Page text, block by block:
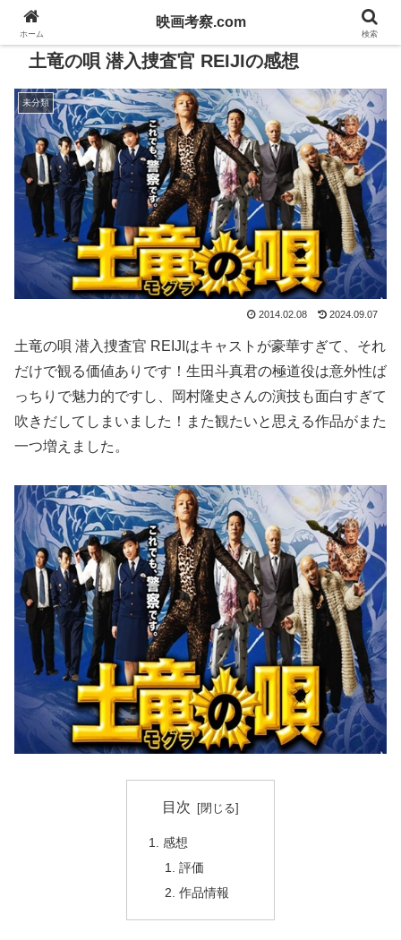
土竜の唄 潜入捜査官 REIJIの感想
未分類
2014.02.08 2024.09.07
土竜の唄 潜入捜査官 REIJIはキャストが豪華すぎて、それ
だけで観る価値ありです！生田斗真君の極道役は意外性ば
っちりで魅力的ですし、岡村隆史さんの演技も面白すぎて
吹きだしてしまいました！また観たいと思える作品がまた
一つ増えました。
目次
感想
評価
作品情報
ホーム
映画考察.com
検索